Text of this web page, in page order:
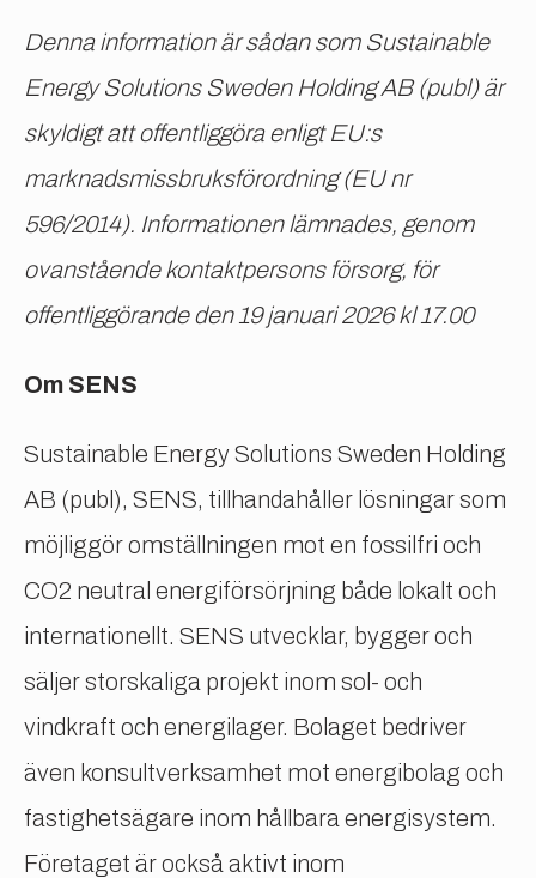
Denna information är sådan som Sustainable
Energy Solutions Sweden Holding AB (publ) är
skyldigt att offentliggöra enligt EU:s
marknadsmissbruksförordning (EU nr
596/2014). Informationen lämnades, genom
ovanstående kontaktpersons försorg, för
offentliggörande den 19 januari 2026 kl 17.00
Om SENS
Sustainable Energy Solutions Sweden Holding
AB (publ), SENS, tillhandahåller lösningar som
möjliggör omställningen mot en fossilfri och
CO2 neutral energiförsörjning både lokalt och
internationellt. SENS utvecklar, bygger och
säljer storskaliga projekt inom sol- och
vindkraft och energilager. Bolaget bedriver
även konsultverksamhet mot energibolag och
fastighetsägare inom hållbara energisystem.
Företaget är också aktivt inom